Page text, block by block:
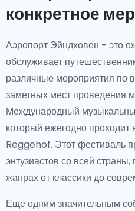
конкретное
Аэропорт Эйндховен - это
обслуживает
различные мероприятия по
заметных мест проведения
Международный
который ежегодно проходит
Reggehof. Этот фестиваль
энтузиастов со всей
жанрах от классики до
Еще одним значительным